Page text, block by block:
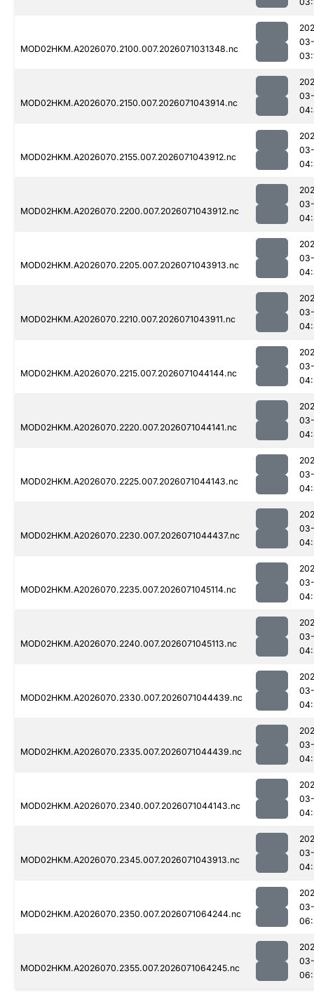
MOD02HKM.A2026070.2100.007.2026071031348.nc
MOD02HKM.A2026070.2150.007.2026071043914.nc
MOD02HKM.A2026070.2155.007.2026071043912.nc
MOD02HKM.A2026070.2200.007.2026071043912.nc
MOD02HKM.A2026070.2205.007.2026071043913.nc
MOD02HKM.A2026070.2210.007.2026071043911.nc
MOD02HKM.A2026070.2215.007.2026071044144.nc
MOD02HKM.A2026070.2220.007.2026071044141.nc
MOD02HKM.A2026070.2225.007.2026071044143.nc
MOD02HKM.A2026070.2230.007.2026071044437.nc
MOD02HKM.A2026070.2235.007.2026071045114.nc
MOD02HKM.A2026070.2240.007.2026071045113.nc
MOD02HKM.A2026070.2330.007.2026071044439.nc
MOD02HKM.A2026070.2335.007.2026071044439.nc
MOD02HKM.A2026070.2340.007.2026071044143.nc
MOD02HKM.A2026070.2345.007.2026071043913.nc
MOD02HKM.A2026070.2350.007.2026071064244.nc
MOD02HKM.A2026070.2355.007.2026071064245.nc